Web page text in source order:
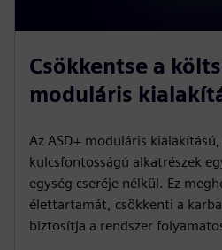
Csökkentse a
moduláris
Az ASD+ moduláris
kulcsfontosságú alkatrészek
egység cseréje nélkül. Ez
élettartamát, csökkenti a
biztosítja a rendszer